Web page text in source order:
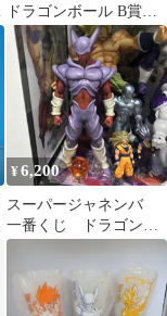
ドラゴンボール B賞
超ゴジータ E賞ジャ
ネンバ ゴジータ
¥6,200
スーパージャネンバ
一番くじ ドラゴンボ
ール フィギュア E
賞 箱あり